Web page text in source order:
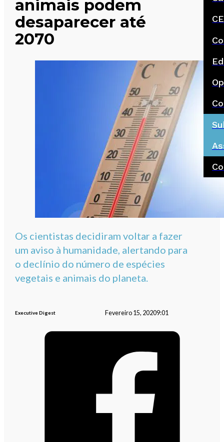
animais podem
desaparecer até
2070
Os cientistas decidiram voltar a fazer
um aviso à humanidade, alertando para
o declínio do número de espécies
vegetais e animais do planeta.
Executive Digest Fevereiro 15, 20209:01